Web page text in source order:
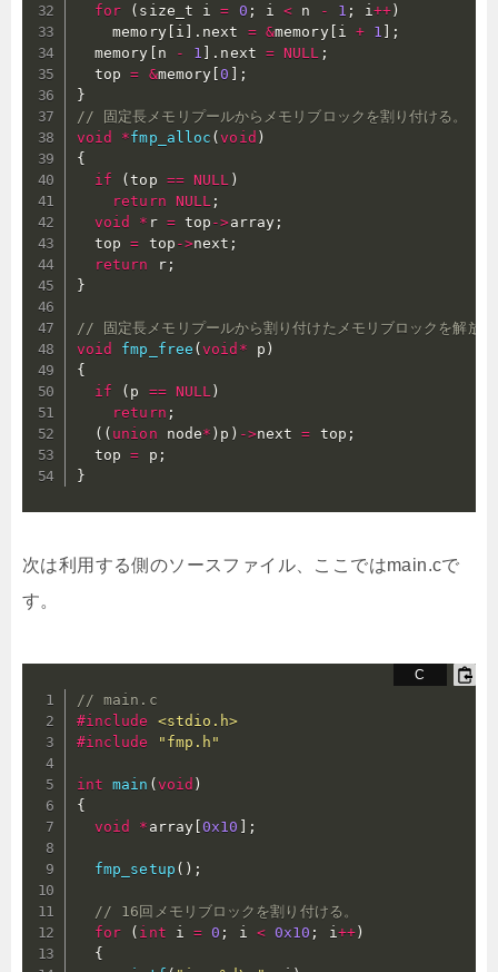
for
( size_t i = 0 ; i < n - 1 ; i++ )
    memory
[ i . next = &memory[ i + 1
;
  memory
n - 1 . next = NULL ;
  top
= &memory [0
;
}
// 固定長メモリプールからメモリブロックを割り付ける。
void
*fmp_alloc (void )
{
if
(top == NULL )
return NULL ;
void
* r = top ->array ;
  top
= top ->next ;
return
r;
}
// 固定長メモリプールから割り付けたメモリブロックを解放
void
fmp_free (void * p )
{
if
( p == NULL )
return ;
( ( union node* ) p ) ->next = top ;
  top
= p ;
}
次は利用する側のソースファイル、ここではmain.cで
す。
// main.c
#include
<stdio.h>
#include "fmp.h"
int main (void )
{
void
* array [0x10 ] ;
fmp_setup ( ) ;
// 16回メモリブロックを割り付ける。
for
( int i = 0 ; i < 0x10 ; i ++)
{